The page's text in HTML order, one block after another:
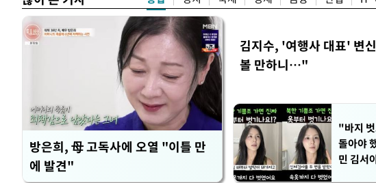
방은희, 母 고독사에 오열 "이틀 만
에 발견"
김지수, '여행사 대표' 변
볼 만하니…"
"바지
돌아야
민 김서